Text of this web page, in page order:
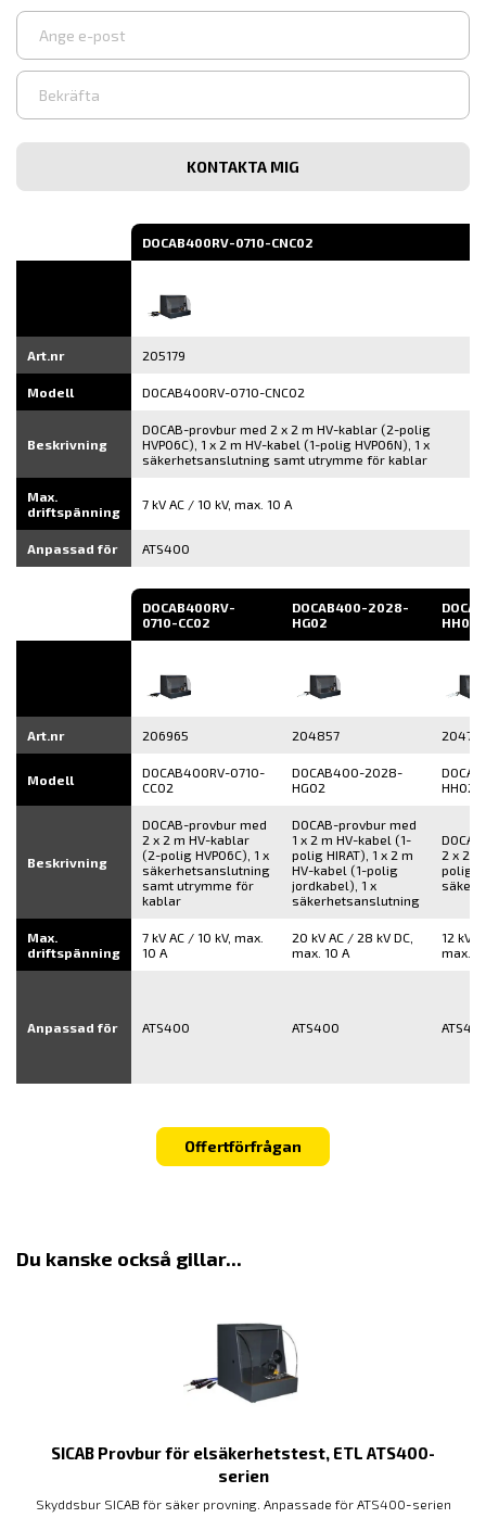
Ange
e-
Bekräfta
post
DOCAB400RV-0710-CNC02
Art.nr 205179
Modell DOCAB400RV-0710-CNC02
Beskrivning
DOCAB-provbur med 2 x 2 m HV-kablar (2-polig
HVP06C), 1 x 2 m HV-kabel (1-polig HVP06N), 1 x
säkerhetsanslutning samt utrymme för kablar
Max.
driftspänning
7 kV AC / 10 kV, max. 10 A
Anpassad för ATS400
DOCAB400RV-
0710-CC02
DOCAB400-2028-
HG02
HH02
Art.nr 206965 204857
Modell
DOCAB400RV-0710-
CC02
DOCAB400-2028-
HG02
HH02
Beskrivning
DOCAB-provbur med
2 x 2 m HV-kablar
(2-polig HVP06C), 1 x
säkerhetsanslutning
samt utrymme för
kablar
DOCAB-provbur med
1 x 2 m HV-kabel (1-
polig HIRAT), 1 x 2 m
HV-kabel (1-polig
jordkabel), 1 x
säkerhetsanslutning
2 x 2
polig
Max.
driftspänning
7 kV AC / 10 kV, max.
10 A
20 kV AC / 28 kV DC,
max. 10 A
12 kV
max.
Anpassad för ATS400 ATS400
Offertförfrågan
Du kanske också gillar...
SICAB Provbur för elsäkerhetstest, ETL ATS400-
serien
Skyddsbur SICAB för säker provning. Anpassade för ATS400-serien